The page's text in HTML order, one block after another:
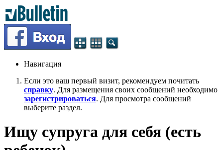
Навигация
Если это ваш первый визит, рекомендуем почитать
справку. Для размещения своих сообщений необходимо
зарегистрироваться. Для просмотра сообщений
выберите раздел.
Ищу супруга для себя (есть